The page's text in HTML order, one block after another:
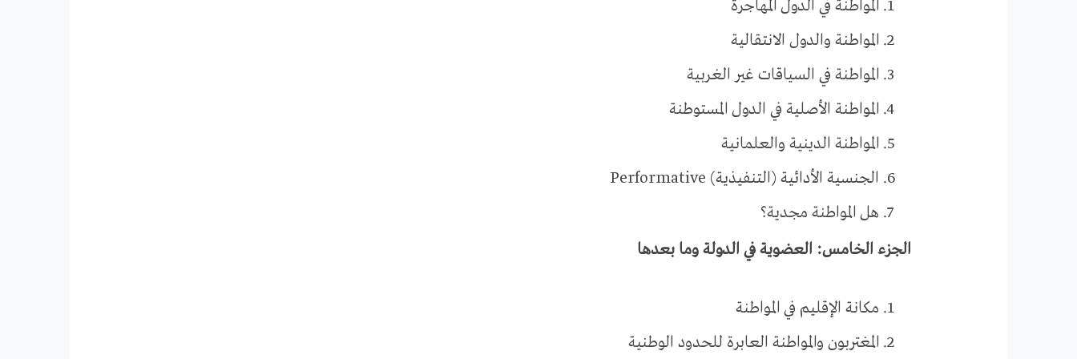
المواطنة في الدول المهاجرة
المواطنة والدول الانتقالية
المواطنة في السياقات غير الغربية
المواطنة الأصلية في الدول المستوطنة
المواطنة الدينية والعلمانية
الجنسية الأدائية (التنفيذية) Performative
هل المواطنة مجدية؟
الجزء الخامس: العضوية في الدولة وما بعدها
مكانة الإقليم في المواطنة
المغتربون والمواطنة العابرة للحدود الوطنية